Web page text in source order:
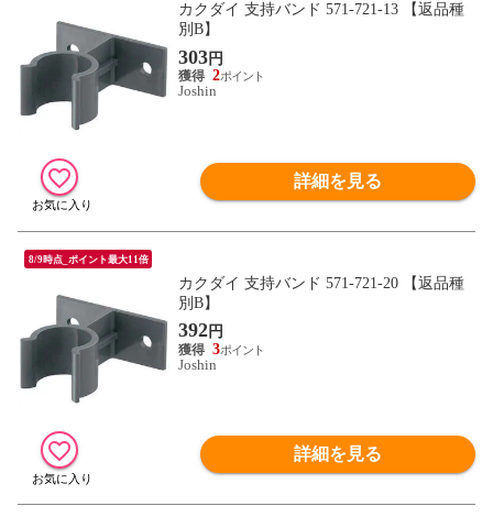
カクダイ 支持バンド 571-721-13 【返品種
別B】
303円
2
Joshin
詳細を見る
8/9時点_ポイント最大11倍
カクダイ 支持バンド 571-721-20 【返品種
別B】
392円
3
Joshin
詳細を見る